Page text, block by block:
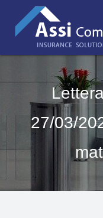
contenuto
27/03/